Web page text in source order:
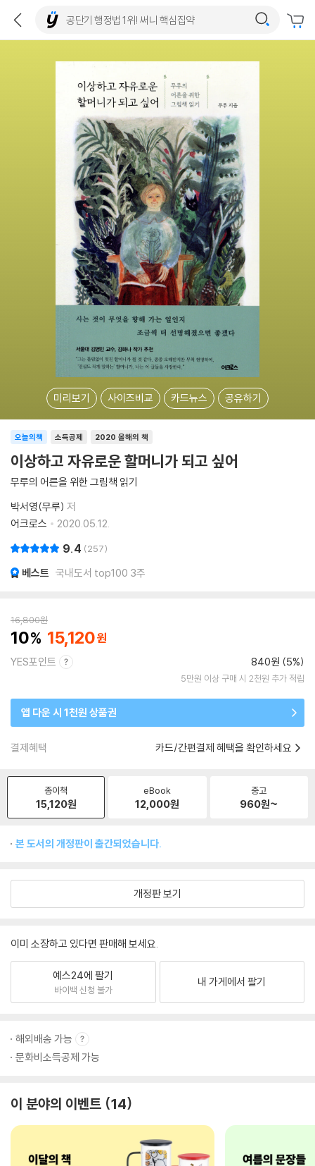
미리보기 사이즈비교 카드뉴스 공유하기
소득공제
오늘의책 2020 올해의 책
이상하고 자유로운 할머니가 되고 싶어
무루의 어른을 위한 그림책 읽기
박서영(무루) 저
어크로스
2020.05.12.
9.4 257
베스트 국내도서 top100 3주
16,800원
10 15,120
YES포인트 840원 (5%)
5만원 이상 구매 시 2천원 추가 적립
앱 다운 시 1천원 상품권
결제혜택 카드/간편결제 혜택을 확인하세요
종이책
15,120원
eBook
12,000원
중고
960원~
본 도서의 개정판이 출간되었습니다.
개정판 보기
이미 소장하고 있다면 판매해 보세요.
예스24에 팔기
바이백 신청 불가
내 가게에서 팔기
해외배송 가능
문화비소득공제 가능
이 분야의 이벤트 14